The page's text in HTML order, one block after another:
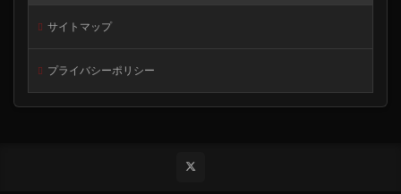
サイトマップ
プライバシーポリシー